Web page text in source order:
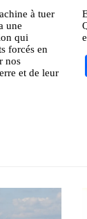
à tuer
une
qui
forcés en
nos
et de leur